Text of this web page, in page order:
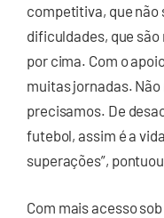
competitiva, que não
dificuldades, que são
por cima. Com o
muitas jornadas.
precisamos. De
futebol, assim é a
superações”,
Com mais acesso